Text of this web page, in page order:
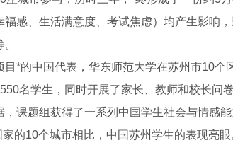
福感、生活满意度、考试焦虑）均产生影响
目*的中国代表，华东师范大学在苏州市10
名学生，同时开展了家长、教师和校长问
，课题组获得了一系列中国学生社会与情感能
的10个城市相比，中国苏州学生的表现亮